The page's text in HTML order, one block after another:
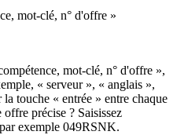
mot-clé, n° d'offre »
mot-clé, n° d'offre »,
« serveur », « anglais »,
la touche « entrée » entre chaque
précise ? Saisissez
exemple 049RSNK.